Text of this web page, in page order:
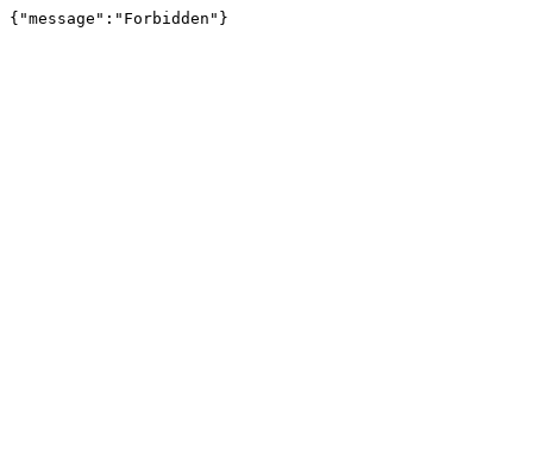
{"message":"Forbidden"}